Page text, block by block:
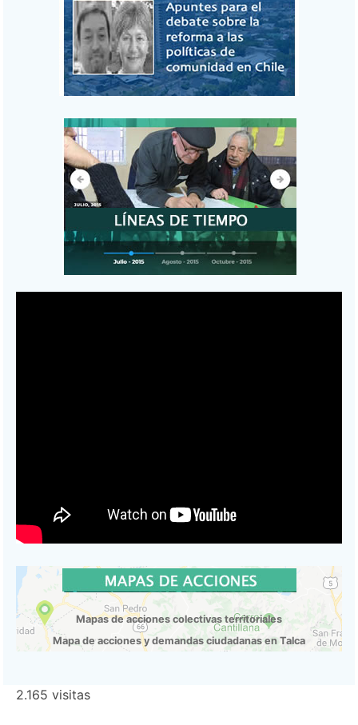
Mapas de acciones colectivas territoriales
Mapa de acciones y demandas ciudadanas en Talca
2.165 visitas